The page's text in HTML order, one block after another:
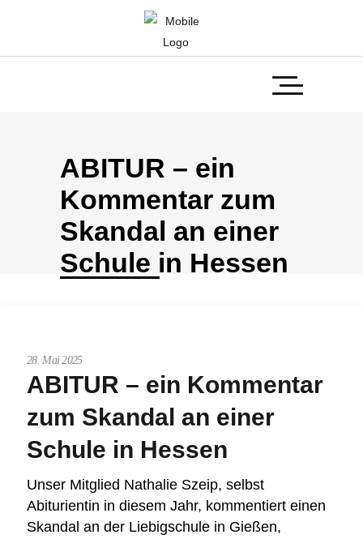
ABITUR – ein
Kommentar zum
Skandal an einer
Schule in Hessen
28. Mai 2025
ABITUR – ein Kommentar
zum Skandal an einer
Schule in Hessen
Unser Mitglied Nathalie Szeip, selbst
Abiturientin in diesem Jahr, kommentiert einen
Skandal an der Liebigschule in Gießen,